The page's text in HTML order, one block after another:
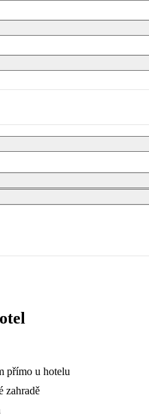
přímo u hotelu
zahradě